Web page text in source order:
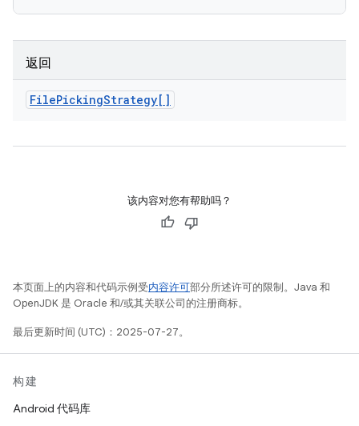
返回
FilePickingStrategy[]
该内容对您有帮助吗？
本页面上的内容和代码示例受内容许可部分所述许可的限制。Java 和
OpenJDK 是 Oracle 和/或其关联公司的注册商标。
最后更新时间 (UTC)：2025-07-27。
构建
Android 代码库